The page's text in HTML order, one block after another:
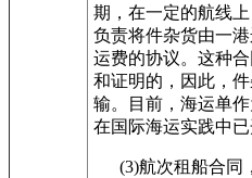
期，在一定的航线
负责将件杂货由一
运费的协议。这种
和证明的，因此，
输。目前，海运单
在国际海运实践中已
(3)航次租船合同